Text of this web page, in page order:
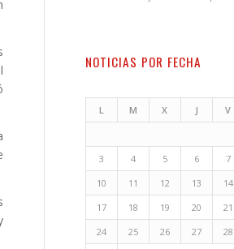
NOTICIAS POR FECHA
L M X J V
3
4 5 6 7
10
11 12 13 14
17
18 19 20 21
24
25 26 27 28